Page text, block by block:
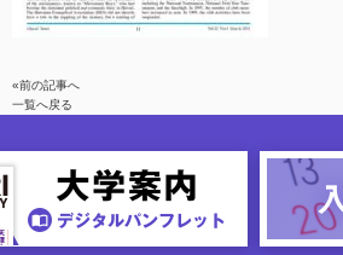
«前の記事へ
一覧へ戻る